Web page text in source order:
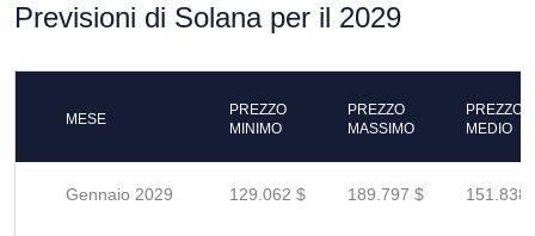
Previsioni di Solana per il 2029
MESE
PREZZO
MINIMO
PREZZO
MASSIMO
PREZZO
MEDIO
Gennaio 2029 129.062 $ 189.797 $ 151.838